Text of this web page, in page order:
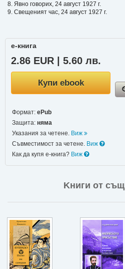
8. Явно говорих, 24 август 1927 г.
9. Свещеният час, 24 август 1927 г.
е-книга
2.86 EUR | 5.60 лв.
Купи ebook
Формат: ePub
Защита: няма
Указания за четене. Виж
Съвместимост за четене. Виж
Как да купя е-книга? Виж
Kниги от